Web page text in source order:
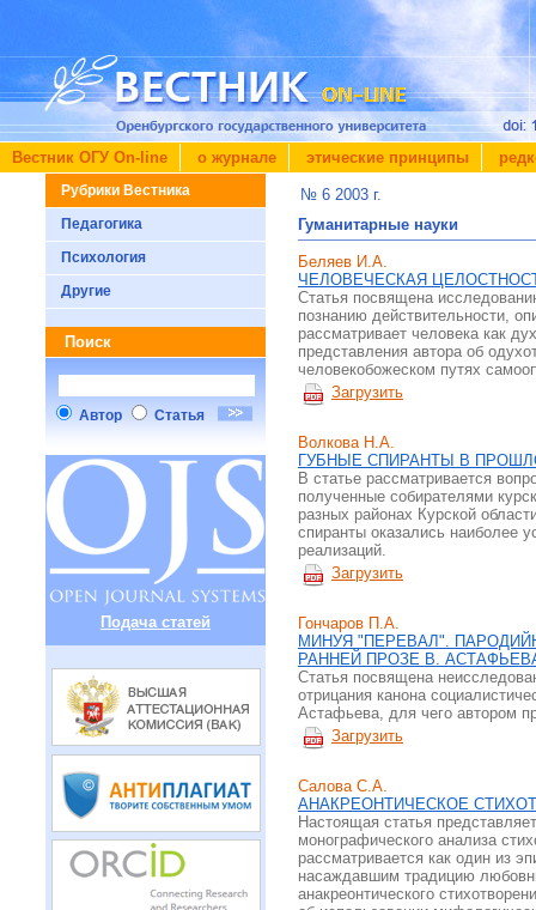
Вестник ОГУ On-line о журнале этические принципы
Рубрики Вестника
Педагогика
Психология
Другие
Поиск
Автор Статья
Подача статей
№ 6 2003 г.
Гуманитарные науки
Беляев И.А.
ЧЕЛОВЕЧЕСКАЯ
Статья посвящена
познанию действительности,
рассматривает человека как
представления автора об
человекобожеском путях
Загрузить
Волкова Н.А.
ГУБНЫЕ СПИРАНТЫ В
В статье рассматривается
полученные собирателями
разных районах Курской
спиранты оказались наиболее
реализаций.
Загрузить
Гончаров П.А.
МИНУЯ "ПЕРЕВАЛ".
РАННЕЙ ПРОЗЕ В.
Статья посвящена
отрицания канона
Астафьева, для чего автором
Загрузить
Салова С.А.
АНАКРЕОНТИЧЕСКОЕ
Настоящая статья
монографического анализа
рассматривается как один из
насаждавшим традицию
анакреонтического